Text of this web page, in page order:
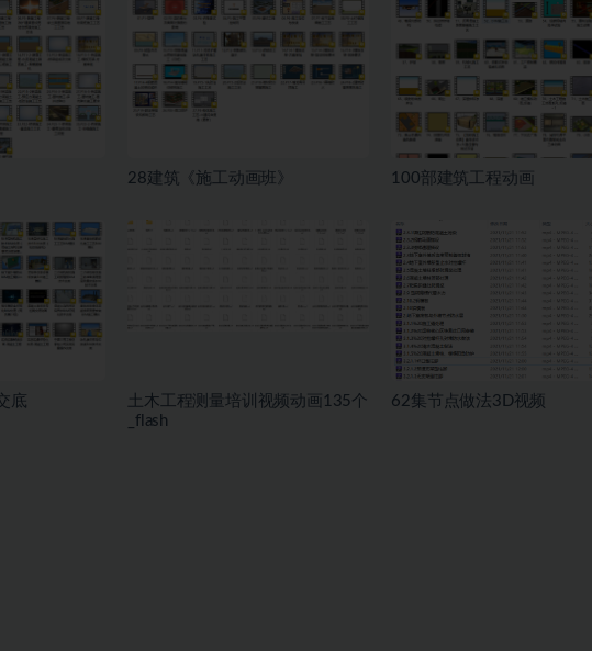
28建筑《施工动画班》 100部建筑工程动画
底
土木工程测量培训视频动画135个
_flash
62集节点做法3D视频